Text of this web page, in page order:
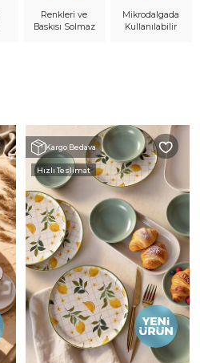
Renkleri ve
Baskısı Solmaz
Mikrodalgada
Kullanılabilir
Kargo Bedava
Hızlı Teslimat